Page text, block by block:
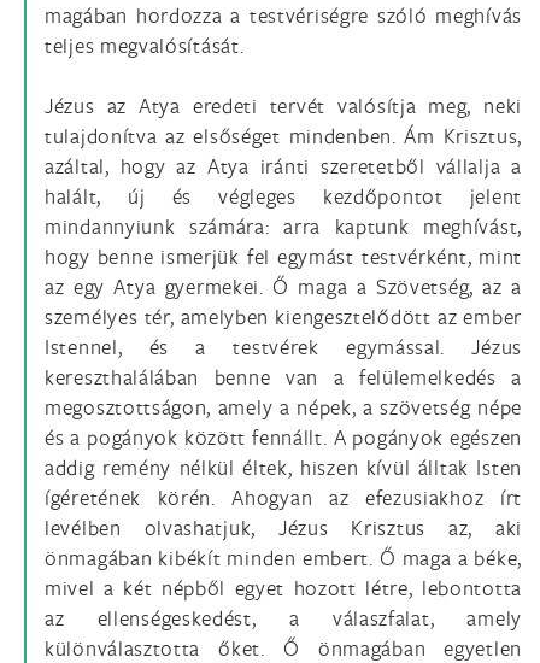
magában hordozza a testvériségre szóló meghívás
teljes megvalósítását.
Jézus az Atya eredeti tervét valósítja meg, neki
tulajdonítva az elsőséget mindenben. Ám Krisztus,
azáltal, hogy az Atya iránti szeretetből vállalja a
halált, új és végleges kezdőpontot jelent
mindannyiunk számára: arra kaptunk meghívást,
hogy benne ismerjük fel egymást testvérként, mint
az egy Atya gyermekei. Ő maga a Szövetség, az a
személyes tér, amelyben kiengesztelődött az ember
Istennel, és a testvérek egymással. Jézus
kereszthalálában benne van a felülemelkedés a
megosztottságon, amely a népek, a szövetség népe
és a pogányok között fennállt. A pogányok egészen
addig remény nélkül éltek, hiszen kívül álltak Isten
ígéretének körén. Ahogyan az efezusiakhoz írt
levélben olvashatjuk, Jézus Krisztus az, aki
önmagában kibékít minden embert. Ő maga a béke,
mivel a két népből egyet hozott létre, lebontotta
az ellenségeskedést, a válaszfalat, amely
különválasztotta őket. Ő önmagában egyetlen